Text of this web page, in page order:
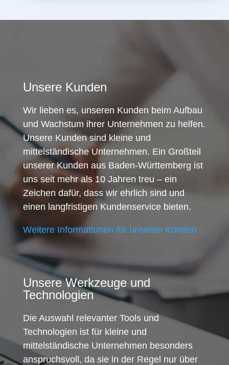
Unsere Kunden
Wir lieben es, unseren Kunden beim Aufbau
und Wachstum ihrer Unternehmen zu helfen.
Unsere Kunden sind kleine und
mittelständische Unternehmen. Ein Großteil
unserer Kunden aus Baden-Württemberg ist
uns seit mehr als 10 Jahren treu – ein
Zeichen dafür, dass wir ehrlich sind und
einen langfristigen Kundenservice bieten.
Weitere Informationen für unseren Kunden
Unsere Werkzeuge und
Technologien
Die Auswahl relevanter Tools und
Technologien ist für kleine und
mittelständische Unternehmen besonders
anspruchsvoll, da sie in der Regel nur über